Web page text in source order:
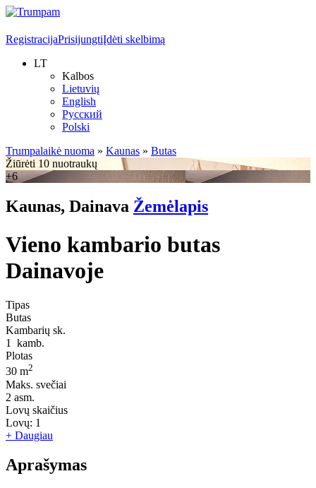
RegistracijaPrisijungtiĮdėti skelbimą
LT
Kalbos
Lietuvių
English
Русский
Polski
Trumpalaikė nuoma » Kaunas » Butas
Žiūrėti 10 nuotraukų
+6
Kaunas, Dainava Žemėlapis
Vieno kambario butas
Dainavoje
Tipas
Butas
Kambarių sk.
1
kamb.
Plotas
30 m2
Maks. svečiai
2 asm.
Lovų skaičius
Lovų: 1
+ Daugiau
Aprašymas